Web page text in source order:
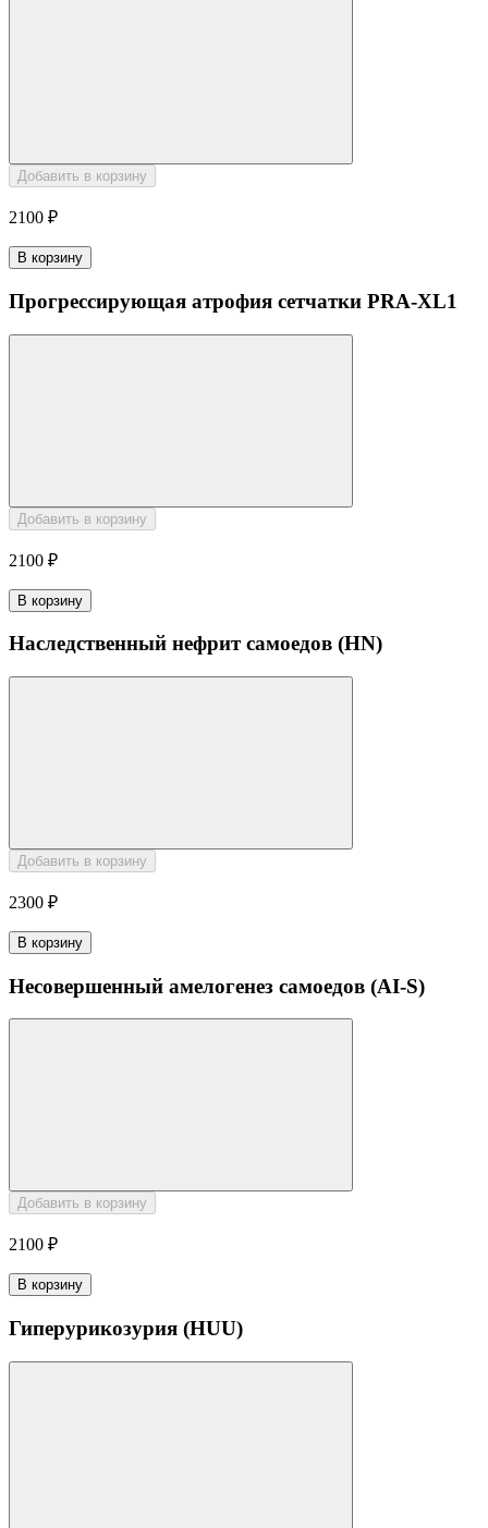
Добавить в корзину
2100 ₽
В корзину
Прогрессирующая атрофия сетчатки PRA-XL1
Добавить в корзину
2100 ₽
В корзину
Наследственный нефрит самоедов (HN)
Добавить в корзину
2300 ₽
В корзину
Несовершенный амелогенез самоедов (AI-S)
Добавить в корзину
2100 ₽
В корзину
Гиперурикозурия (HUU)